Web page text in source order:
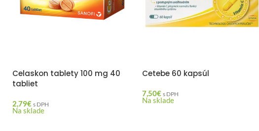
Celaskon tablety 100 mg 40
tabliet
2,79€ s DPH
Na sklade
Cetebe 60 kapsúl
7,50€ s DPH
Na sklade